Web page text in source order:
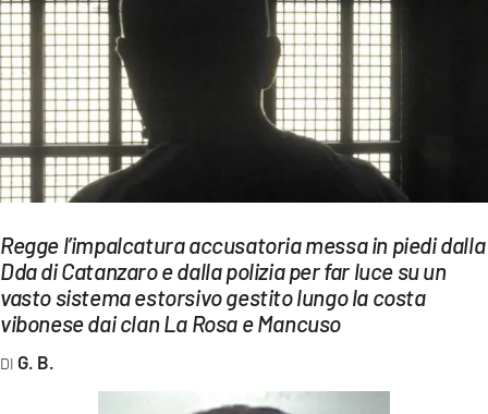
ECONOMIA E LAVORO
EVENTI
SPORT
Streaming
LAC TV
LAC NETWORK
LAC ONAIR
LaC
Network
Regge l’impalcatura accusatoria messa in piedi dalla
Dda di Catanzaro e dalla polizia per far luce su un
vasto sistema estorsivo gestito lungo la costa
vibonese dai clan La Rosa e Mancuso
G. B.